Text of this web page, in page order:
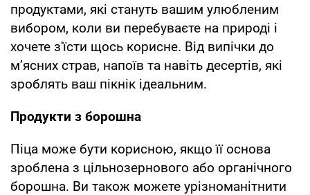
продуктами, які стануть вашим улюбленим
вибором, коли ви перебуваєте на природі і
хочете з'їсти щось корисне. Від випічки до
м’ясних страв, напоїв та навіть десертів, які
зроблять ваш пікнік ідеальним.
Продукти з борошна
Піца може бути корисною, якщо її основа
зроблена з цільнозернового або органічного
борошна. Ви також можете урізноманітнити